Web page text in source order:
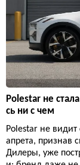
Polestar не
сь ни с чем
Polestar не
апрета, признав
Дилеры, уже